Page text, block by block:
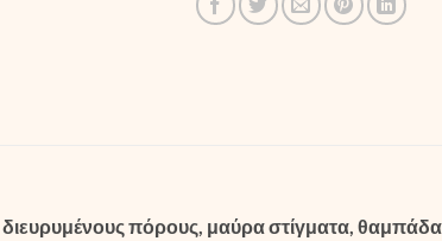
διευρυμένους πόρους, μαύρα στίγματα,